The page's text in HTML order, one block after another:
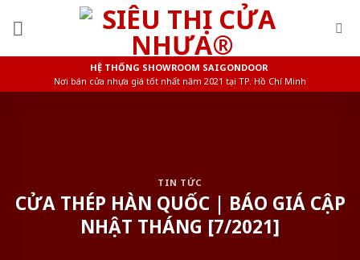
HỆ THỐNG SHOWROOM SAIGONDOOR
Nơi bán cửa nhựa giá tốt nhất năm 2021 tại TP. Hồ Chí Minh
TIN TỨC
CỬA THÉP HÀN QUỐC | BÁO GIÁ CẬP
NHẬT THÁNG [7/2021]